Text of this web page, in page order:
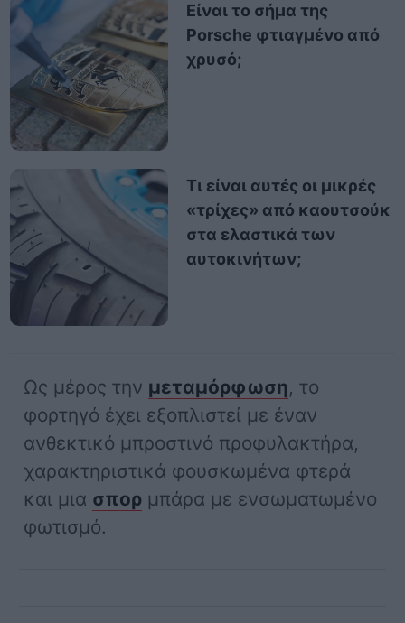
Είναι το σήμα της
Porsche φτιαγμένο από
χρυσό;
Τι είναι αυτές οι μικρές
«τρίχες» από καουτσούκ
στα ελαστικά των
αυτοκινήτων;
Ως μέρος την μεταμόρφωση, το
φορτηγό έχει εξοπλιστεί με έναν
ανθεκτικό μπροστινό προφυλακτήρα,
χαρακτηριστικά φουσκωμένα φτερά
και μια σπορ μπάρα με ενσωματωμένο
φωτισμό.